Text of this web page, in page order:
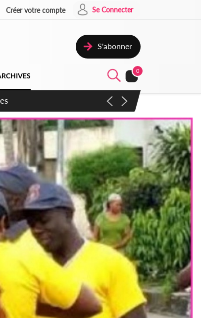
Créer votre compte Se Connecter
S'abonner
0